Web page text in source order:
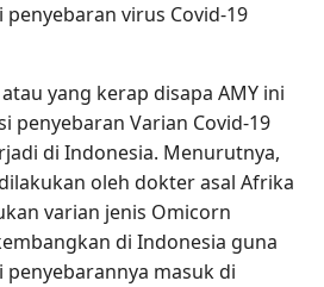
virus Covid-19
yang kerap disapa AMY ini
penyebaran Varian Covid-19
di Indonesia. Menurutnya,
oleh dokter asal Afrika
varian jenis Omicorn
di Indonesia guna
masuk di